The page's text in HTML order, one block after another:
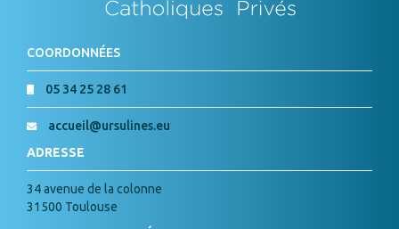
COORDONNÉES
05 34 25 28 61
accueil@ursulines.eu
ADRESSE
34 avenue de la colonne
31500 Toulouse